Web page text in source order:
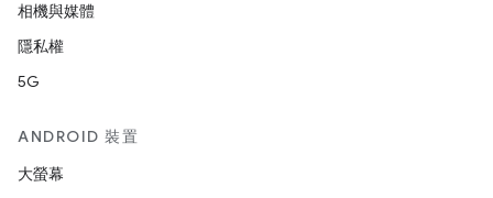
相機與媒體
隱私權
5G
ANDROID 裝置
大螢幕